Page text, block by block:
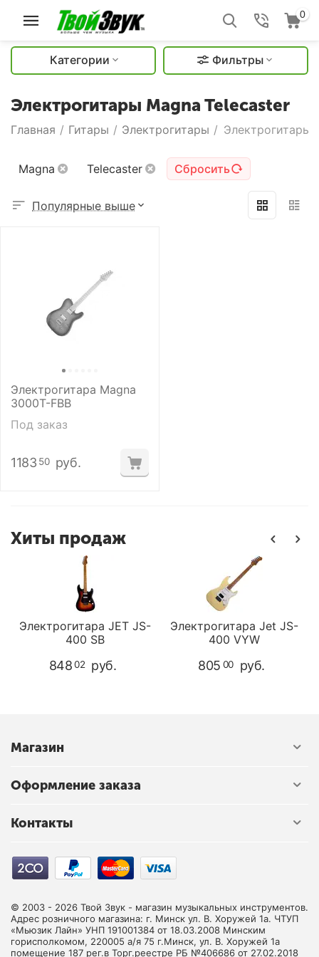
0
Категории Фильтры
Электрогитары Magna Telecaster
Главная / Гитары / Электрогитары / Электрогитары
Magna Telecaster Сбросить
Популярные выше
Электрогитара Magna
3000T-FBB
Под заказ
1183 50 руб.
Хиты продаж
Электрогитара JET JS-
400 SB
848 02 руб.
Электрогитара Jet JS-
400 VYW
805 00 руб.
Магазин
Оформление заказа
Контакты
© 2003 - 2026 Твой Звук - магазин музыкальных инструментов.
Адрес розничного магазина: г. Минск ул. В. Хоружей 1а. ЧТУП
«Мьюзик Лайн» УНП 191001384 от 18.03.2008 Минским
горисполкомом, 220005 а/я 75 г.Минск, ул. В. Хоружей 1а
помещение 187 рег.в Торг.реестре РБ №406686 от 27.02.2018